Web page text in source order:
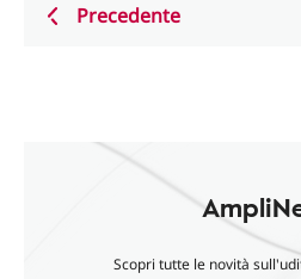
Precedente
Scopri tutte le novità